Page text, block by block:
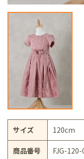
サイズ 120cm
商品番号 FJG-120-